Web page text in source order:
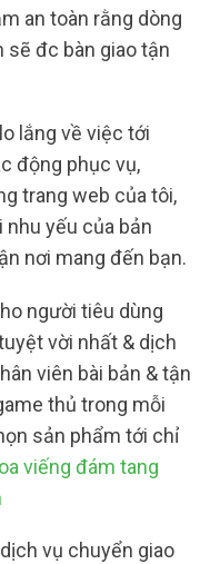
an toàn rằng dòng
sẽ đc bàn giao tận
lắng về việc tới
động phục vụ,
trang web của tôi,
yếu của bản
nơi mang đến bạn.
người tiêu dùng
vời nhất & dịch
viên bài bản & tận
thủ trong mỗi
sản phẩm tới chỉ
viếng đám tang
vụ chuyển giao